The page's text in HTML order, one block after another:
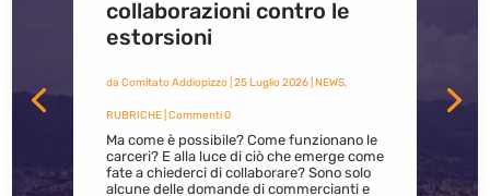
collaborazioni contro le
estorsioni
da Comitato Addiopizzo| 25 Luglio 2026| NEWS,
RUBRICHE| Commenti 0
Ma come è possibile? Come funzionano le
carceri? E alla luce di ciò che emerge come
fate a chiederci di collaborare? Sono solo
alcune delle domande di commercianti e